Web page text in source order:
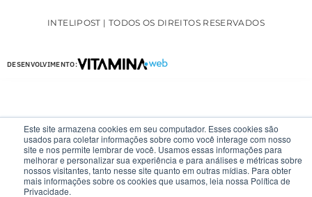
Este site armazena cookies em seu computador. Esses cookies são
usados para coletar informações sobre como você interage com nosso
site e nos permite lembrar de você. Usamos essas informações para
melhorar e personalizar sua experiência e para análises e métricas sobre
nossos visitantes, tanto nesse site quanto em outras mídias. Para obter
mais informações sobre os cookies que usamos, leia nossa Política de
Privacidade.
INTELIPOST | TODOS OS DIREITOS RESERVADOS
DESENVOLVIMENTO: